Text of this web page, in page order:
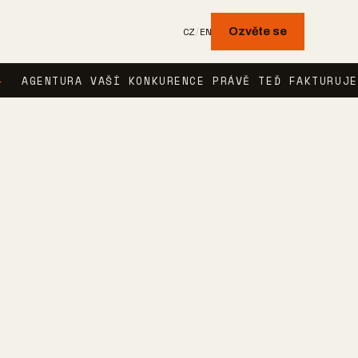
CZ/EN Ozvěte se
VAŠÍ KONKURENCE PRÁVĚ TEĎ FAKTURUJE